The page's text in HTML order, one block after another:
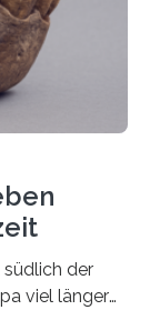
südlich der
viel länger